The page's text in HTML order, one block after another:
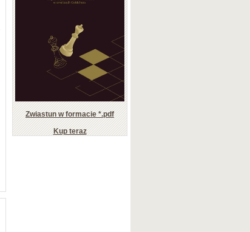
Zwiastun w formacie *.pdf
Kup teraz